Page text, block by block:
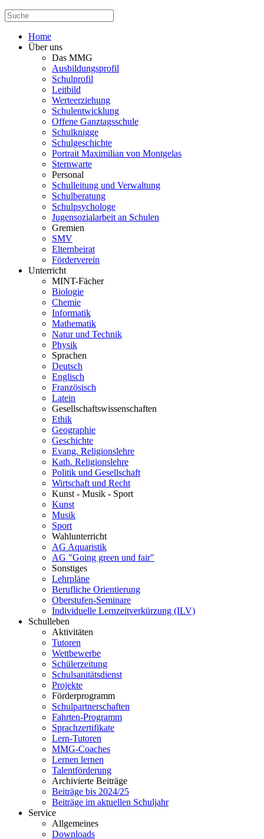
Home
Über uns
Das MMG
Ausbildungsprofil
Schulprofil
Leitbild
Werteerziehung
Schulentwicklung
Offene Ganztagsschule
Schulknigge
Schulgeschichte
Portrait Maximilian von Montgelas
Sternwarte
Personal
Schulleitung und Verwaltung
Schulberatung
Schulpsychologe
Jugensozialarbeit an Schulen
Gremien
SMV
Elternbeirat
Förderverein
Unterricht
MINT-Fächer
Biologie
Chemie
Informatik
Mathematik
Natur und Technik
Physik
Sprachen
Deutsch
Englisch
Französisch
Latein
Gesellschaftswissenschaften
Ethik
Geographie
Geschichte
Evang. Religionslehre
Kath. Religionslehre
Politik und Gesellschaft
Wirtschaft und Recht
Kunst - Musik - Sport
Kunst
Musik
Sport
Wahlunterricht
AG Aquaristik
AG "Going green und fair"
Sonstiges
Lehrpläne
Berufliche Orientierung
Oberstufen-Seminare
Individuelle Lernzeitverkürzung (ILV)
Schulleben
Aktivitäten
Tutoren
Wettbewerbe
Schülerzeitung
Schulsanitätsdienst
Projekte
Förderprogramm
Schulpartnerschaften
Fahrten-Programm
Sprachzertifikate
Lern-Tutoren
MMG-Coaches
Lernen lernen
Talentförderung
Archivierte Beiträge
Beiträge bis 2024/25
Beiträge im aktuellen Schuljahr
Service
Allgemeines
Downloads